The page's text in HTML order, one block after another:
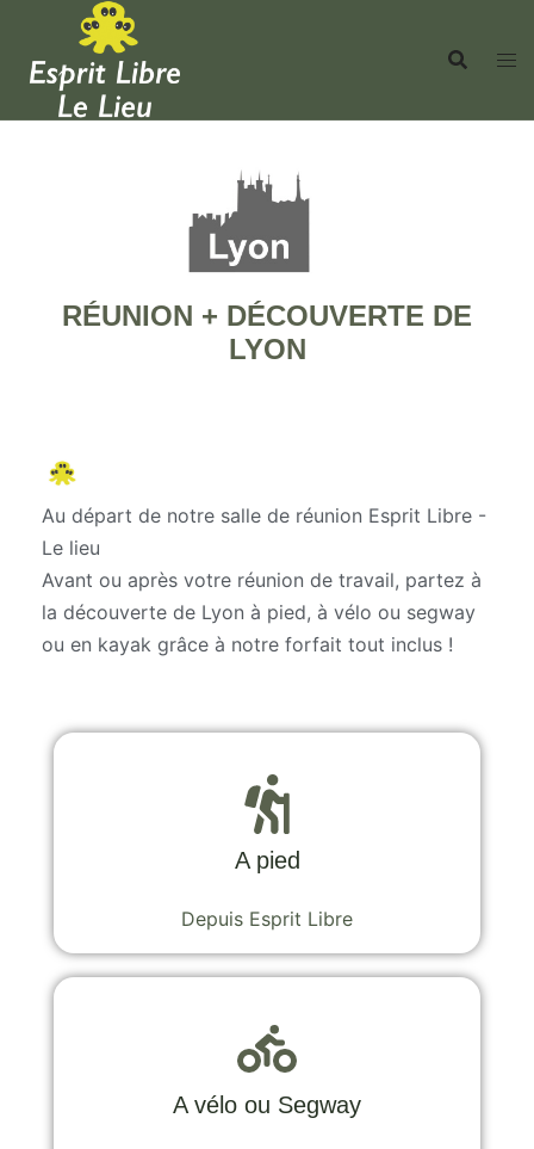
RÉUNION + DÉCOUVERTE DE
LYON
Au départ de notre salle de réunion Esprit Libre -
Le lieu
Avant ou après votre réunion de travail, partez à
la découverte de Lyon à pied, à vélo ou segway
ou en kayak grâce à notre forfait tout inclus !
A pied
Depuis Esprit Libre
A vélo ou Segway